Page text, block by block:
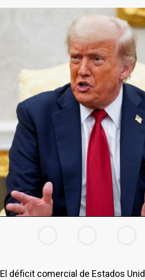
El déficit comercial de Estados